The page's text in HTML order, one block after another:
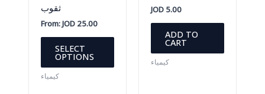
ثقوب
From:JOD25.00
SELECT
OPTIONS
This
has
كيمياء
JOD 5.00
ADD TO
CART
كيمياء